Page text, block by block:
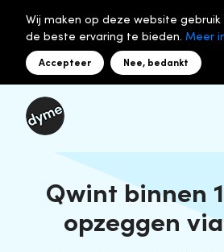
Wij maken op deze website gebruik
de beste ervaring te bieden. Meer
Accepteer Nee, bedankt
Qwint binnen
opzeggen